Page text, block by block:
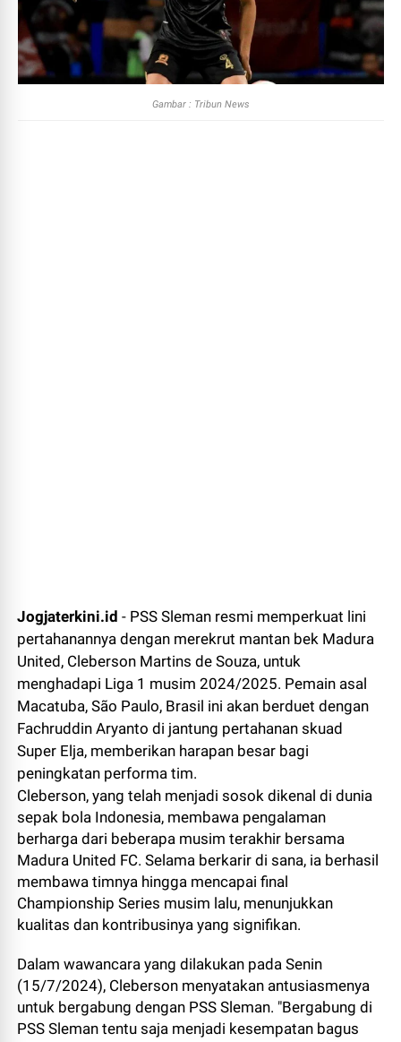
Gambar : Tribun News
Jogjaterkini.id - PSS Sleman resmi memperkuat lini
pertahanannya dengan merekrut mantan bek Madura
United, Cleberson Martins de Souza, untuk
menghadapi Liga 1 musim 2024/2025. Pemain asal
Macatuba, São Paulo, Brasil ini akan berduet dengan
Fachruddin Aryanto di jantung pertahanan skuad
Super Elja, memberikan harapan besar bagi
peningkatan performa tim.
Cleberson, yang telah menjadi sosok dikenal di dunia
sepak bola Indonesia, membawa pengalaman
berharga dari beberapa musim terakhir bersama
Madura United FC. Selama berkarir di sana, ia berhasil
membawa timnya hingga mencapai final
Championship Series musim lalu, menunjukkan
kualitas dan kontribusinya yang signifikan.
Dalam wawancara yang dilakukan pada Senin
(15/7/2024), Cleberson menyatakan antusiasmenya
untuk bergabung dengan PSS Sleman. "Bergabung di
PSS Sleman tentu saja menjadi kesempatan bagus